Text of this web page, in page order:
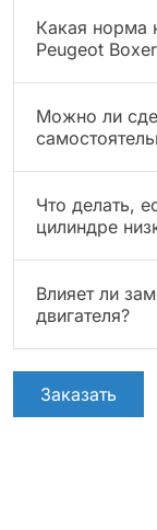
Какая норма
Peugeot
Можно ли
Что делать,
цилиндре
Влияет ли
двигателя?
Заказать